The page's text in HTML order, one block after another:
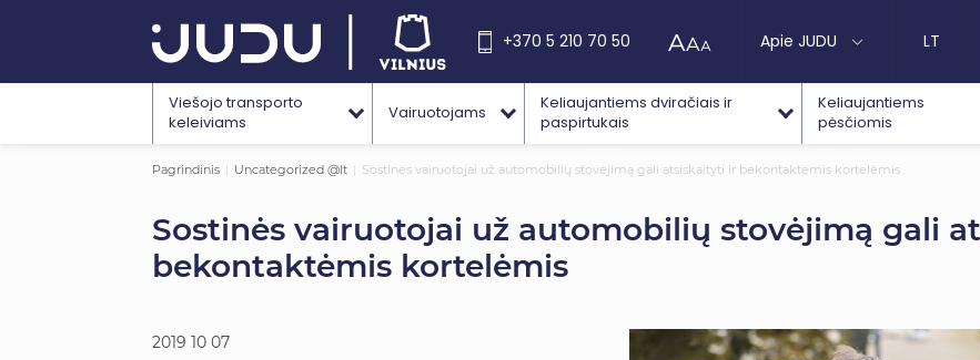
+370 5 210 70 50 Apie JUDU LT
Viešojo transporto
keleiviams
Vairuotojams
Keliaujantiems dviračiais ir
paspirtukais
Keliaujantiems
pėsčiomis
Pagrindinis Uncategorized @lt Sostinės vairuotojai už automobilių stovėjimą gali atsiskaityti ir bekontaktėmis kortelėmis
Sostinės vairuotojai už automobilių stovėjimą gali
bekontaktėmis kortelėmis
2019 10 07